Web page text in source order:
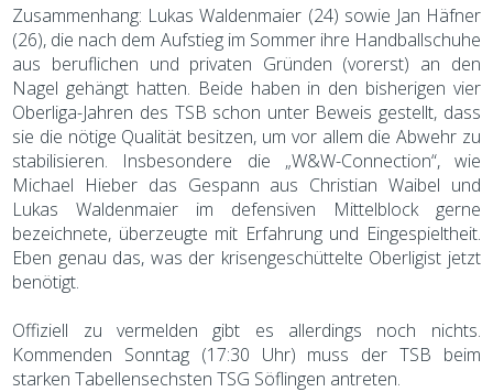
Zusammenhang: Lukas Waldenmaier (24) sowie Jan Häfner
(26), die nach dem Aufstieg im Sommer ihre Handballschuhe
aus beruflichen und privaten Gründen (vorerst) an den
Nagel gehängt hatten. Beide haben in den bisherigen vier
Oberliga-Jahren des TSB schon unter Beweis gestellt, dass
sie die nötige Qualität besitzen, um vor allem die Abwehr zu
stabilisieren. Insbesondere die „W&W-Connection“, wie
Michael Hieber das Gespann aus Christian Waibel und
Lukas Waldenmaier im defensiven Mittelblock gerne
bezeichnete, überzeugte mit Erfahrung und Eingespieltheit.
Eben genau das, was der krisengeschüttelte Oberligist jetzt
benötigt.
Offiziell zu vermelden gibt es allerdings noch nichts.
Kommenden Sonntag (17:30 Uhr) muss der TSB beim
starken Tabellensechsten TSG Söflingen antreten.